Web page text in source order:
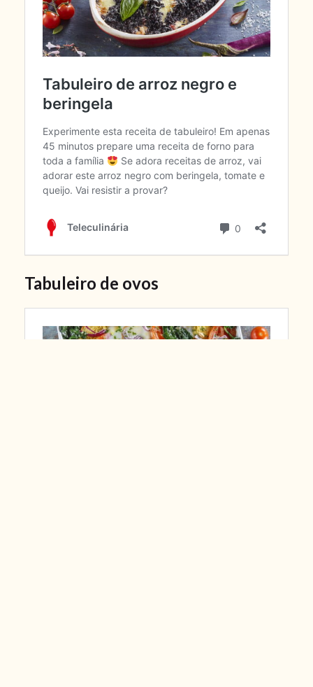
Tabuleiro de ovos